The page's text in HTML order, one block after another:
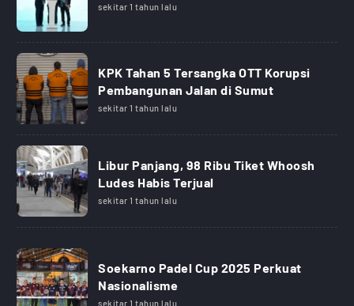
sekitar 1 tahun lalu
KPK Tahan 5 Tersangka OTT Korupsi
Pembangunan Jalan di Sumut
sekitar 1 tahun lalu
Libur Panjang, 98 Ribu Tiket Whoosh
Ludes Habis Terjual
sekitar 1 tahun lalu
Soekarno Padel Cup 2025 Perkuat
Nasionalisme
sekitar 1 tahun lalu